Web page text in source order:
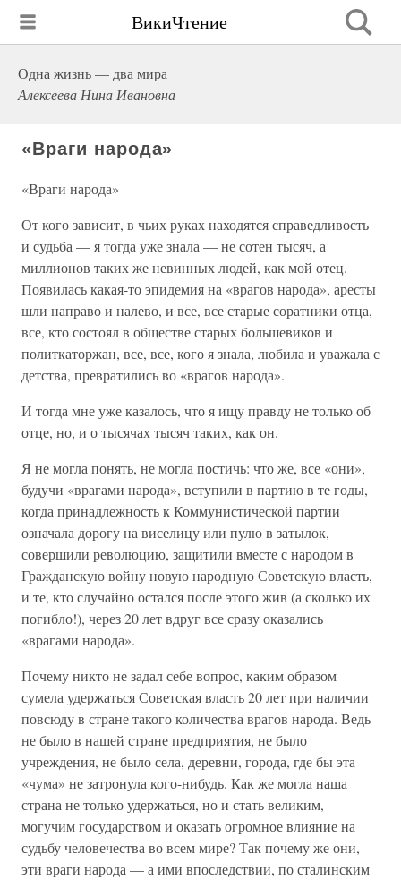
ВикиЧтение
Одна жизнь — два мира
Алексеева Нина Ивановна
«Враги народа»
«Враги народа»
От кого зависит, в чьих руках находятся справедливость
и судьба — я тогда уже знала — не сотен тысяч, а
миллионов таких же невинных людей, как мой отец.
Появилась какая-то эпидемия на «врагов народа», аресты
шли направо и налево, и все, все старые соратники отца,
все, кто состоял в обществе старых большевиков и
политкаторжан, все, все, кого я знала, любила и уважала с
детства, превратились во «врагов народа».
И тогда мне уже казалось, что я ищу правду не только об
отце, но, и о тысячах тысяч таких, как он.
Я не могла понять, не могла постичь: что же, все «они»,
будучи «врагами народа», вступили в партию в те годы,
когда принадлежность к Коммунистической партии
означала дорогу на виселицу или пулю в затылок,
совершили революцию, защитили вместе с народом в
Гражданскую войну новую народную Советскую власть,
и те, кто случайно остался после этого жив (а сколько их
погибло!), через 20 лет вдруг все сразу оказались
«врагами народа».
Почему никто не задал себе вопрос, каким образом
сумела удержаться Советская власть 20 лет при наличии
повсюду в стране такого количества врагов народа. Ведь
не было в нашей стране предприятия, не было
учреждения, не было села, деревни, города, где бы эта
«чума» не затронула кого-нибудь. Как же могла наша
страна не только удержаться, но и стать великим,
могучим государством и оказать огромное влияние на
судьбу человечества во всем мире? Так почему же они,
эти враги народа — а ими впоследствии, по сталинским